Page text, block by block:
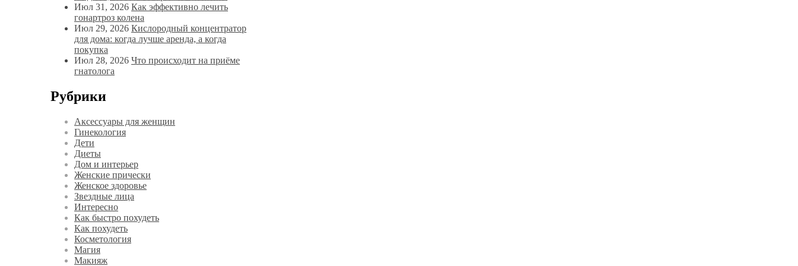
Июл 31, 2026 Как эффективно лечить
гонартроз колена
Июл 29, 2026 Кислородный концентратор
для дома: когда лучше аренда, а когда
покупка
Июл 28, 2026 Что происходит на приёме
гнатолога
Рубрики
Аксессуары для женщин
Гинекология
Дети
Диеты
Дом и интерьер
Женские прически
Женское здоровье
Звездные лица
Интересно
Как быстро похудеть
Как похудеть
Косметология
Магия
Макияж